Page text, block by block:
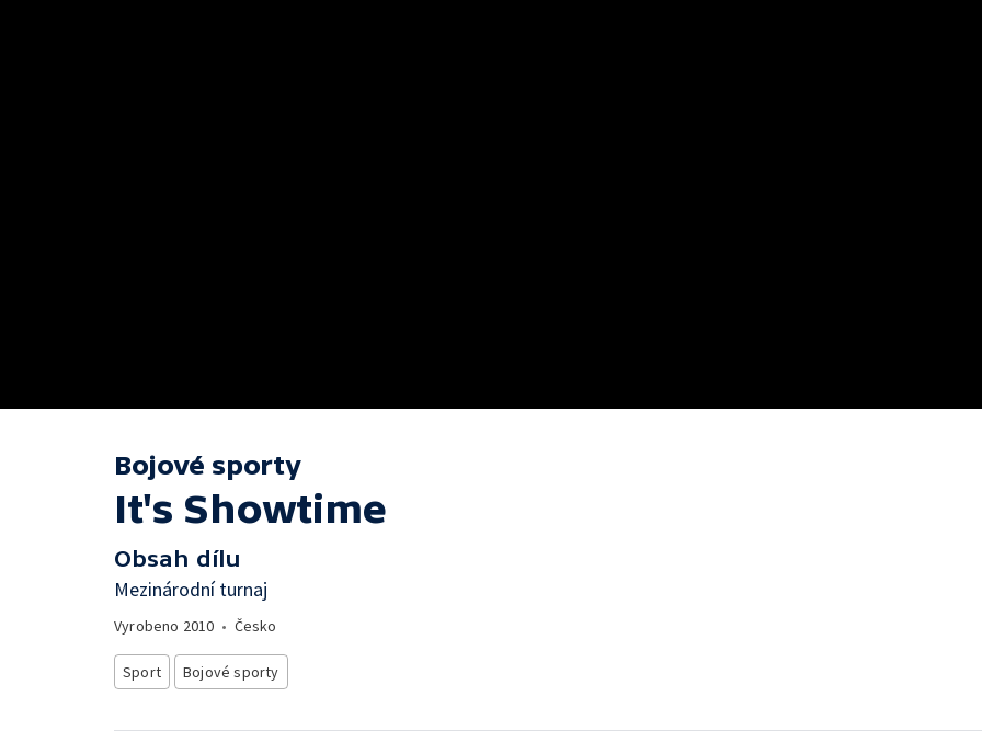
Bojové sporty
It's Showtime
Obsah dílu
Mezinárodní turnaj
Vyrobeno 2010 • Česko
Sport Bojové sporty